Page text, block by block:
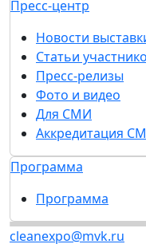
Пресс-центр
Новости
Статьи
Пресс-релизы
Фото и видео
Для СМИ
Аккредитация
Программа
Программа
cleanexpo@mvk.ru